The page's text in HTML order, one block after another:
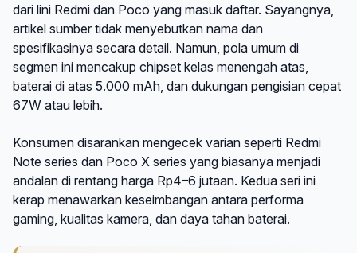
dari lini Redmi dan Poco yang masuk daftar. Sayangnya,
artikel sumber tidak menyebutkan nama dan
spesifikasinya secara detail. Namun, pola umum di
segmen ini mencakup chipset kelas menengah atas,
baterai di atas 5.000 mAh, dan dukungan pengisian cepat
67W atau lebih.
Konsumen disarankan mengecek varian seperti Redmi
Note series dan Poco X series yang biasanya menjadi
andalan di rentang harga Rp4–6 jutaan. Kedua seri ini
kerap menawarkan keseimbangan antara performa
gaming, kualitas kamera, dan daya tahan baterai.